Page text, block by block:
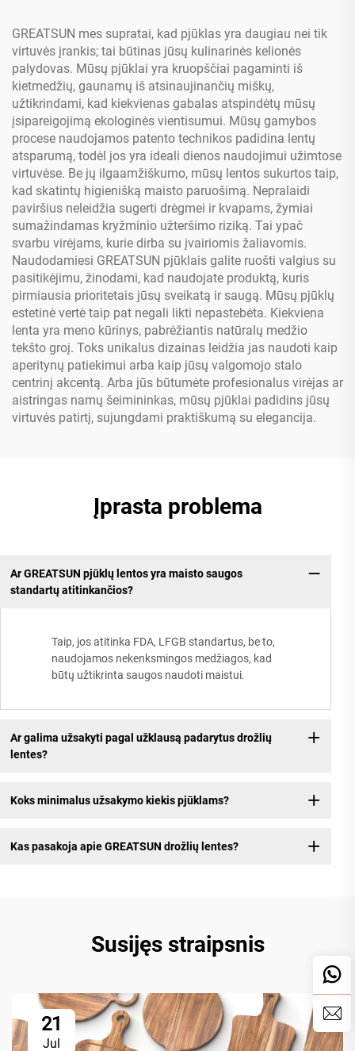
GREATSUN mes supratai, kad pjūklas yra daugiau nei tik
virtuvės įrankis; tai būtinas jūsų kulinarinės kelionės
palydovas. Mūsų pjūklai yra kruopščiai pagaminti iš
kietmedžių, gaunamų iš atsinaujinančių miškų,
užtikrindami, kad kiekvienas gabalas atspindėtų mūsų
įsipareigojimą ekologinės vientisumui. Mūsų gamybos
procese naudojamos patento technikos padidina lentų
atsparumą, todėl jos yra ideali dienos naudojimui užimtose
virtuvėse. Be jų ilgaamžiškumo, mūsų lentos sukurtos taip,
kad skatintų higienišką maisto paruošimą. Nepralaidi
paviršius neleidžia sugerti drėgmei ir kvapams, žymiai
sumažindamas kryžminio užteršimo riziką. Tai ypač
svarbu virėjams, kurie dirba su įvairiomis žaliavomis.
Naudodamiesi GREATSUN pjūklais galite ruošti valgius su
pasitikėjimu, žinodami, kad naudojate produktą, kuris
pirmiausia prioritetais jūsų sveikatą ir saugą. Mūsų pjūklų
estetinė vertė taip pat negali likti nepastebėta. Kiekviena
lenta yra meno kūrinys, pabrėžiantis natūralų medžio
tekšto groį. Toks unikalus dizainas leidžia jas naudoti kaip
aperitynų patiekimui arba kaip jūsų valgomojo stalo
centrinį akcentą. Arba jūs būtumėte profesionalus virėjas ar
aistringas namų šeimininkas, mūsų pjūklai padidins jūsų
virtuvės patirtį, sujungdami praktiškumą su elegancija.
Įprasta problema
Ar GREATSUN pjūklų lentos yra maisto saugos
standartų atitinkančios?
Taip, jos atitinka FDA, LFGB standartus, be to,
naudojamos nekenksmingos medžiagos, kad
būtų užtikrinta saugos naudoti maistui.
Ar galima užsakyti pagal užklausą padarytus drožlių
lentes?
Koks minimalus užsakymo kiekis pjūklams?
Kas pasakoja apie GREATSUN drožlių lentes?
Susijęs straipsnis
21
Jul